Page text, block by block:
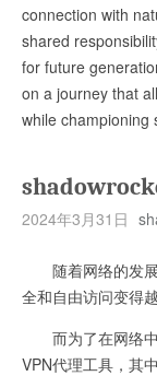
connection with
shared
for future
on a journey that
while championing
2024年3月31日
随着网络的发展
全和自由访问变得
而为了在网络中
VPN代理工具，其